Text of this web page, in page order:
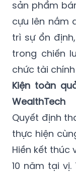
lõi bao gồm
trúc doanh
sản phẩm
cựu lên nắm
trì sự ổn
trong chiến
chức tài chính
Kiện toàn
WealthTech
Quyết định
thực hiện